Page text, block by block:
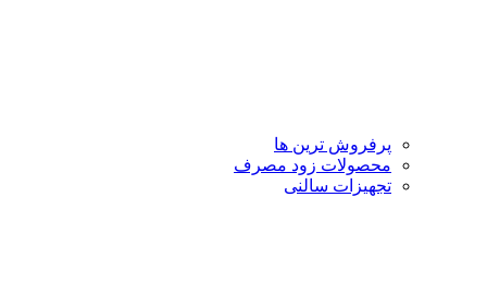
پرفروش ترین ها
محصولات زود مصرف
تجهیزات سالنی